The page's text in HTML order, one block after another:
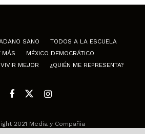
SANO
TODOS A LA ESCUELA
MÁS
MÉXICO DEMOCRÁTICO
VIVIR MEJOR ¿QUIÉN ME REPRESENTA?
2021 Media y Compañia